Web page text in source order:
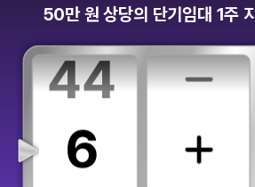
50만 원 상당의 단기임대 1주
44
6